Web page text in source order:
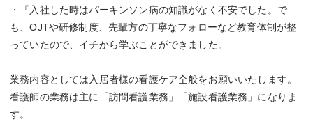
・『入社した時はパーキンソン病の知識がなく不安でした。で
も、OJTや研修制度、先輩方の丁寧なフォローなど教育体制が整
っていたので、イチから学ぶことができました。
業務内容としては入居者様の看護ケア全般をお願いいたします。
看護師の業務は主に「訪問看護業務」「施設看護業務」になりま
す。